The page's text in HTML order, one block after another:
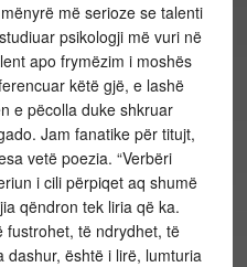
më serioze se talenti
psikologji më vuri në
apo frymëzim i moshës
këtë gjë, e lashë
e pëcolla duke shkruar
Jam fanatike për titujt,
vetë poezia. “Verbëri
i cili përpiqet aq shumë
qëndron tek liria që ka.
fustrohet, të ndrydhet, të
dashur, është i lirë, lumturia